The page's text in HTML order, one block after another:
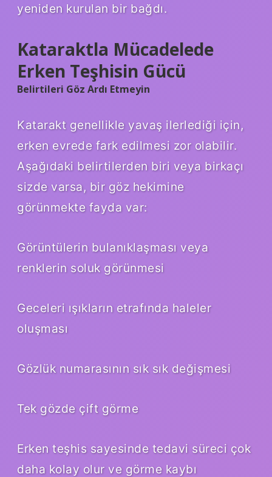
yeniden kurulan bir bağdı.
Kataraktla Mücadelede
Erken Teşhisin Gücü
Belirtileri Göz Ardı Etmeyin
Katarakt genellikle yavaş ilerlediği için,
erken evrede fark edilmesi zor olabilir.
Aşağıdaki belirtilerden biri veya birkaçı
sizde varsa, bir göz hekimine
görünmekte fayda var:
Görüntülerin bulanıklaşması veya
renklerin soluk görünmesi
Geceleri ışıkların etrafında haleler
oluşması
Gözlük numarasının sık sık değişmesi
Tek gözde çift görme
Erken teşhis sayesinde tedavi süreci çok
daha kolay olur ve görme kaybı